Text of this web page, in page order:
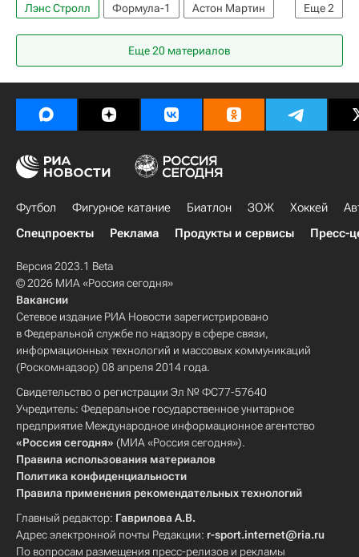
Еще2
Лэнс Стролл Формула-1
Астон Мартин
Фернандо Алонсо
Бахрейн
Еще 20 материалов
Футбол Фигурное катание Биатлон ЗОЖ Хоккей
Спецпроекты
Реклама Продукты и сервисы Пресс-
Версия 2023.1 Beta
© 2026 МИА «Россия сегодня»
Вакансии
Сетевое издание РИА Новости зарегистрировано
в Федеральной службе по надзору в сфере связи,
информационных технологий и массовых коммуникаций
(Роскомнадзор) 08 апреля 2014 года.
Свидетельство о регистрации Эл № ФС77-57640
Учредитель: Федеральное государственное унитарное
предприятие Международное информационное агентство
«Россия сегодня» (МИА «Россия сегодня»).
Правила использования материалов
Политика конфиденциальности
Правила применения рекомендательных технологий
Главный редактор: Гаврилова А.В.
Адрес электронной почты Редакции: r-sport.internet@ria.ru
По вопросам размещения пресс-релизов и рекламы